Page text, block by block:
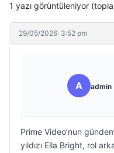
1 yazı görüntüleniyor
29/05/2026: 3:52 pm
A admin
Prime Video’nun
yıldızı Ella Bright, rol